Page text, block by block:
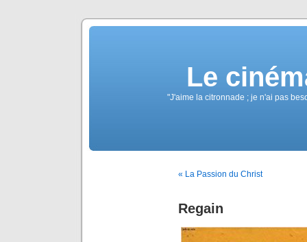
Le
"J'aime la citronnade ; je n'ai pas
« La Passion du Christ
Regain